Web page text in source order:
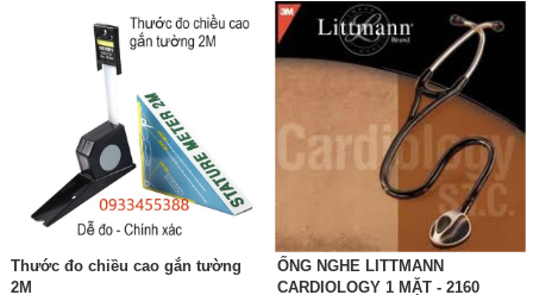
Thước đo chiều cao gắn tường
2M
ỐNG NGHE LITTMANN
CARDIOLOGY 1 MẶT - 2160